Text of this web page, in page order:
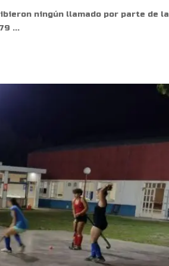
ningún llamado por parte de la
...